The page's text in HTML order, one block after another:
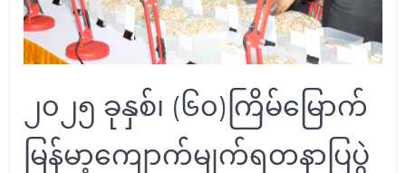
၂၀၂၅ ခုနှစ်၊ (၆၀)ကြိမ်မြောက်
မြန်မာ့ကျောက်မျက်ရတနာပြပွဲ